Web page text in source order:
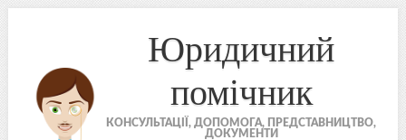
Юридичний
помічник
КОНСУЛЬТАЦІЇ, ДОПОМОГА, ПРЕДСТАВНИЦТВО,
ДОКУМЕНТИ